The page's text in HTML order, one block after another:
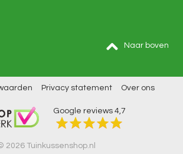
Naar boven
Privacy statement Over ons
Google reviews 4,7
2026 Tuinkussenshop.nl